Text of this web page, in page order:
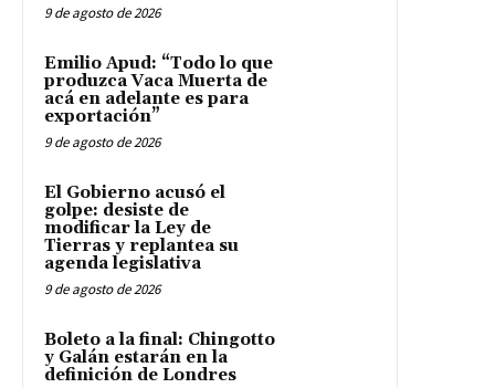
9 de agosto de 2026
Emilio Apud: “Todo lo que
produzca Vaca Muerta de
acá en adelante es para
exportación”
9 de agosto de 2026
El Gobierno acusó el
golpe: desiste de
modificar la Ley de
Tierras y replantea su
agenda legislativa
9 de agosto de 2026
Boleto a la final: Chingotto
y Galán estarán en la
definición de Londres